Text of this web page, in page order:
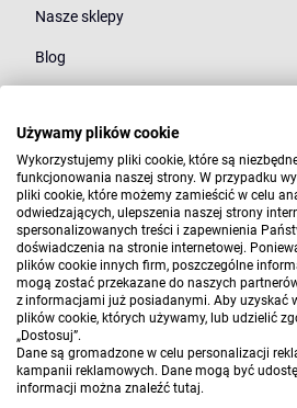
Nasze sklepy
Blog
Młodzież
Styl
Marki
Używamy plików cookie
Wykorzystujemy pliki cookie, które są
funkcjonowania naszej strony. W przypadku
pliki cookie, które możemy zamieścić w celu
odwiedzających, ulepszenia naszej strony
spersonalizowanych treści i zapewnienia
doświadczenia na stronie internetowej.
plików cookie innych firm, poszczególne
mogą zostać przekazane do naszych
z informacjami już posiadanymi. Aby uzyskać
plików cookie, których używamy, lub udzielić
„Dostosuj”.
Dane są gromadzone w celu personalizacji
kampanii reklamowych. Dane mogą być
informacji można znaleźć tutaj.